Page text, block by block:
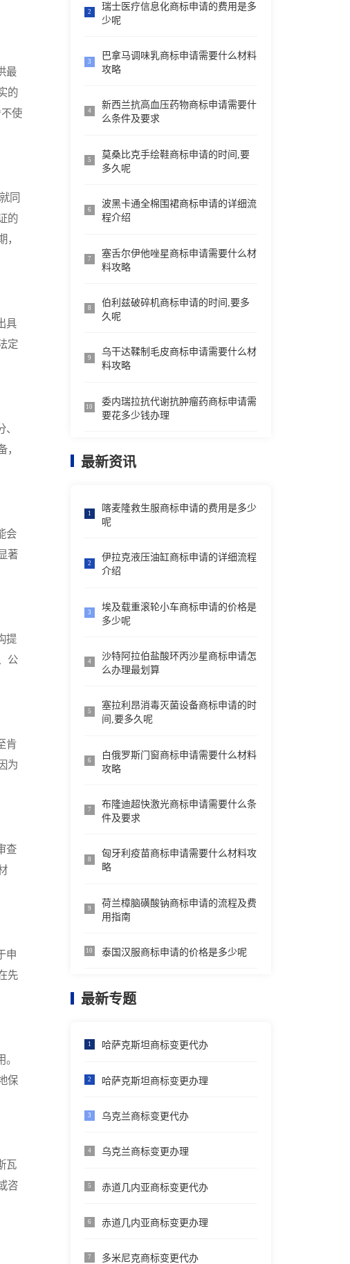
最
的
使
同
的
具
定
会
著
提
公
肯
为
查
申
先
保
瓦
咨
2
瑞士医疗信息化商标申请的费用是多
少呢
3
巴拿马调味乳商标申请需要什么材料
攻略
4
新西兰抗高血压药物商标申请需要什
么条件及要求
5
莫桑比克手绘鞋商标申请的时间,要
多久呢
6
波黑卡通全棉围裙商标申请的详细流
程介绍
7
塞舌尔伊他唑星商标申请需要什么材
料攻略
8
伯利兹破碎机商标申请的时间,要多
久呢
9
乌干达鞣制毛皮商标申请需要什么材
料攻略
10
委内瑞拉抗代谢抗肿瘤药商标申请需
要花多少钱办理
最新资讯
1
喀麦隆救生服商标申请的费用是多少
呢
2
伊拉克液压油缸商标申请的详细流程
介绍
3
埃及载重滚轮小车商标申请的价格是
多少呢
4
沙特阿拉伯盐酸环丙沙星商标申请怎
么办理最划算
5
塞拉利昂消毒灭菌设备商标申请的时
间,要多久呢
6
白俄罗斯门窗商标申请需要什么材料
攻略
7
布隆迪超快激光商标申请需要什么条
件及要求
8
匈牙利疫苗商标申请需要什么材料攻
略
9
荷兰樟脑磺酸钠商标申请的流程及费
用指南
10 泰国汉服商标申请的价格是多少呢
最新专题
1 哈萨克斯坦商标变更代办
2 哈萨克斯坦商标变更办理
3 乌克兰商标变更代办
4 乌克兰商标变更办理
5 赤道几内亚商标变更代办
6 赤道几内亚商标变更办理
7 多米尼克商标变更代办